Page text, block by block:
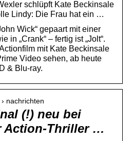
schlüpft Kate Beckinsale
Lindy: Die Frau hat ein …
Wick“ gepaart mit einer
in „Crank“ – fertig ist „Jolt“.
mit Kate Beckinsale
Video sehen, ab heute
& Blu-ray.
nachrichten
(!) neu bei
Action-Thriller …